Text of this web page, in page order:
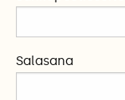
Salasana